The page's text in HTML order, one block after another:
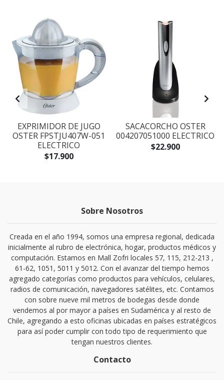
EXPRIMIDOR DE JUGO
OSTER FPSTJU407W-051
ELECTRICO
$17.900
SACACORCHO OSTER
004207051000 ELECTRICO
$22.900
Sobre Nosotros
Creada en el año 1994, somos una empresa regional, dedicada
inicialmente al rubro de electrónica, hogar, productos médicos y
computación. Estamos en Mall Zofri locales 57, 115, 212-213 ,
61-62, 1051, 5011 y 5012. Con el avanzar del tiempo hemos
agregado categorías como productos para vehículos, celulares,
radios de comunicación, navegadores satélites, etc. Contamos
con sobre nueve mil metros de bodegas desde donde
vendemos al por mayor a países en Sudamérica y al resto de
Chile, agregando a esto oficinas ubicadas en países estratégicos
para así poder cumplir con todo tipo de requerimiento que
tengan nuestros clientes.
Contacto